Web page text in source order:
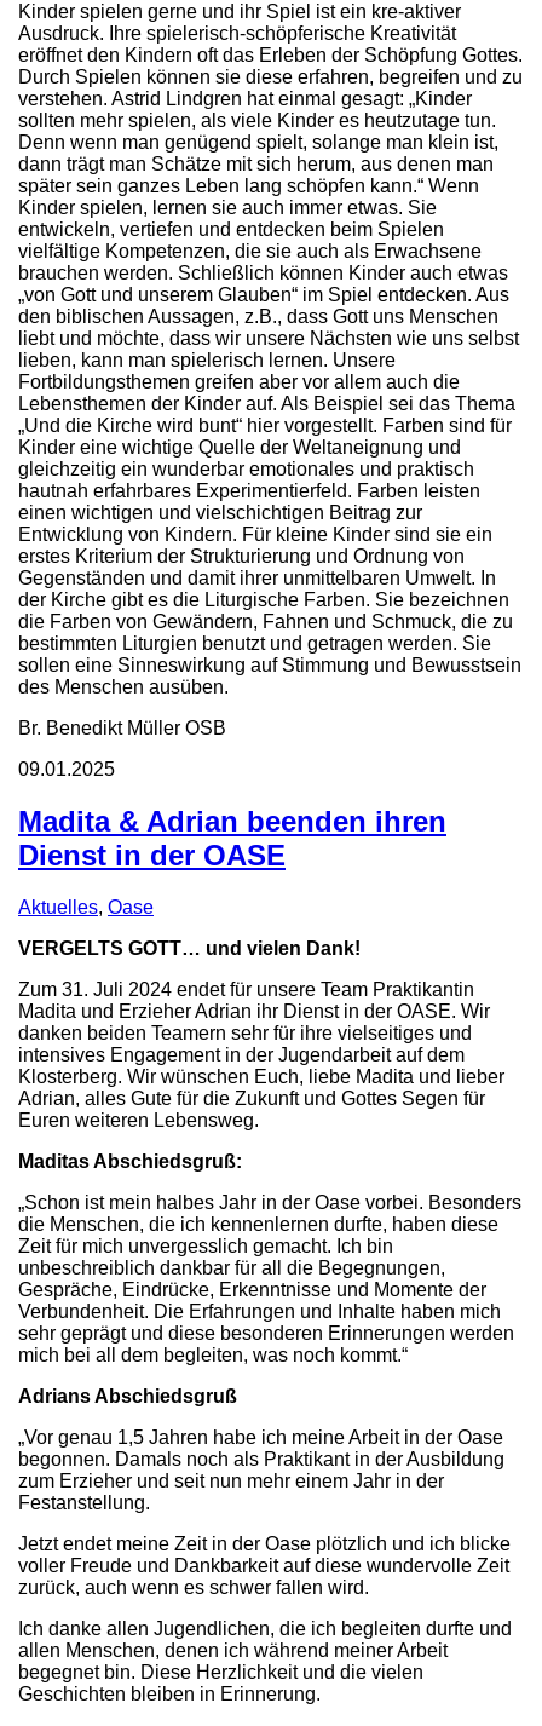
Kinder spielen gerne und ihr Spiel ist ein kre-aktiver
Ausdruck. Ihre spielerisch-schöpferische Kreativität
eröffnet den Kindern oft das Erleben der Schöpfung Gottes.
Durch Spielen können sie diese erfahren, begreifen und zu
verstehen. Astrid Lindgren hat einmal gesagt: „Kinder
sollten mehr spielen, als viele Kinder es heutzutage tun.
Denn wenn man genügend spielt, solange man klein ist,
dann trägt man Schätze mit sich herum, aus denen man
später sein ganzes Leben lang schöpfen kann.“ Wenn
Kinder spielen, lernen sie auch immer etwas. Sie
entwickeln, vertiefen und entdecken beim Spielen
vielfältige Kompetenzen, die sie auch als Erwachsene
brauchen werden. Schließlich können Kinder auch etwas
„von Gott und unserem Glauben“ im Spiel entdecken. Aus
den biblischen Aussagen, z.B., dass Gott uns Menschen
liebt und möchte, dass wir unsere Nächsten wie uns selbst
lieben, kann man spielerisch lernen. Unsere
Fortbildungsthemen greifen aber vor allem auch die
Lebensthemen der Kinder auf. Als Beispiel sei das Thema
„Und die Kirche wird bunt“ hier vorgestellt. Farben sind für
Kinder eine wichtige Quelle der Weltaneignung und
gleichzeitig ein wunderbar emotionales und praktisch
hautnah erfahrbares Experimentierfeld. Farben leisten
einen wichtigen und vielschichtigen Beitrag zur
Entwicklung von Kindern. Für kleine Kinder sind sie ein
erstes Kriterium der Strukturierung und Ordnung von
Gegenständen und damit ihrer unmittelbaren Umwelt. In
der Kirche gibt es die Liturgische Farben. Sie bezeichnen
die Farben von Gewändern, Fahnen und Schmuck, die zu
bestimmten Liturgien benutzt und getragen werden. Sie
sollen eine Sinneswirkung auf Stimmung und Bewusstsein
des Menschen ausüben.
Br. Benedikt Müller OSB
09.01.2025
Madita & Adrian beenden ihren
Dienst in der OASE
Aktuelles, Oase
VERGELTS GOTT… und vielen Dank!
Zum 31. Juli 2024 endet für unsere Team Praktikantin
Madita und Erzieher Adrian ihr Dienst in der OASE. Wir
danken beiden Teamern sehr für ihre vielseitiges und
intensives Engagement in der Jugendarbeit auf dem
Klosterberg. Wir wünschen Euch, liebe Madita und lieber
Adrian, alles Gute für die Zukunft und Gottes Segen für
Euren weiteren Lebensweg.
Maditas Abschiedsgruß:
„Schon ist mein halbes Jahr in der Oase vorbei. Besonders
die Menschen, die ich kennenlernen durfte, haben diese
Zeit für mich unvergesslich gemacht. Ich bin
unbeschreiblich dankbar für all die Begegnungen,
Gespräche, Eindrücke, Erkenntnisse und Momente der
Verbundenheit. Die Erfahrungen und Inhalte haben mich
sehr geprägt und diese besonderen Erinnerungen werden
mich bei all dem begleiten, was noch kommt.“
Adrians Abschiedsgruß
„Vor genau 1,5 Jahren habe ich meine Arbeit in der Oase
begonnen. Damals noch als Praktikant in der Ausbildung
zum Erzieher und seit nun mehr einem Jahr in der
Festanstellung.
Jetzt endet meine Zeit in der Oase plötzlich und ich blicke
voller Freude und Dankbarkeit auf diese wundervolle Zeit
zurück, auch wenn es schwer fallen wird.
Ich danke allen Jugendlichen, die ich begleiten durfte und
allen Menschen, denen ich während meiner Arbeit
begegnet bin. Diese Herzlichkeit und die vielen
Geschichten bleiben in Erinnerung.